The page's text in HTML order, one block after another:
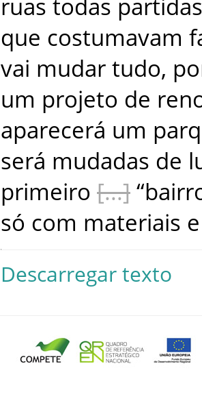
ruas todas partidas
que costumavam
vai mudar tudo,
um projeto de
aparecerá um
será mudadas de
primeiro
“
só com materiais e
Descarregar texto